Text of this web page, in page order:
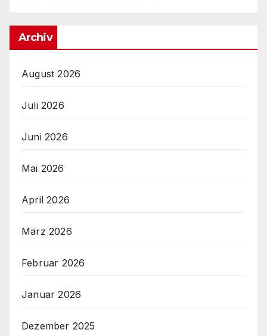
Archiv
August 2026
Juli 2026
Juni 2026
Mai 2026
April 2026
März 2026
Februar 2026
Januar 2026
Dezember 2025